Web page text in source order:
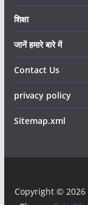
शिक्षा
जानें हमारे बारे में
Contact Us
privacy policy
Sitemap.xml
Copyright © 2026